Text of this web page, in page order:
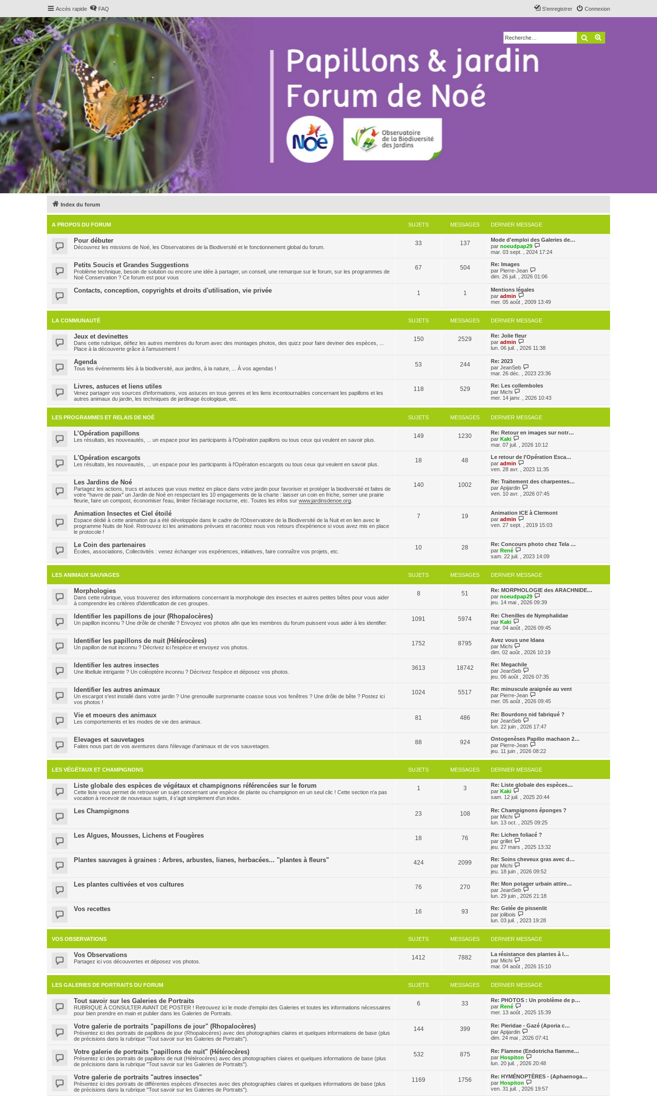
Accès rapide FAQ Connexion
S’enregistrer
Rechercher
Index du forum
A PROPOS DU FORUM SUJETS MESSAGES DERNIER MESSAGE
Pour débuter
Découvrez les missions de Noé, les Observatoires de la Biodiversité et le fonctionnement global du forum.
33 137
Mode d'emploi des Galeries de…
par noeudpap29
o
e
d
i
e
m
a
g
mar. 03 sept. , 2024 17:24
Petits Soucis et Grandes Suggestions
Problème technique, besoin de solution ou encore une idée à partager, un conseil, une remarque sur le forum, sur les programmes de
Noé Conservation ? Ce forum est pour vous
67 504
Re: Images
par Pierre-Jean
o
e
d
e
n
m
e
g
dim. 26 juil. , 2026 01:06
Contacts, conception, copyrights et droits d'utilisation, vie privée 1 1
Mentions légales
par admin
o
r
l
e
d
e
n
r
m
e
s
a
g
e
mer. 05 août , 2009 13:49
LA COMMUNAUTÉ SUJETS MESSAGES DERNIER MESSAGE
Jeux et devinettes
Dans cette rubrique, défiez les autres membres du forum avec des montages photos, des quizz pour faire deviner des espèces, ...
Place à la découverte grâce à l'amusement !
150 2529
Re: Jolie fleur
par admin
o
l
e
d
r
i
e
m
s
g
lun. 06 juil. , 2026 11:38
Agenda
Tous les événements liés à la biodiversité, aux jardins, à la nature, ... À vos agendas !
53 244
Re: 2023
par JeanSeb
o
r
e
d
e
n
e
m
e
s
s
a
g
mar. 26 déc. , 2023 23:36
Livres, astuces et liens utiles
Venez partager vos sources d'informations, vos astuces en tous genres et les liens incontournables concernant les papillons et les
autres animaux du jardin, les techniques de jardinage écologique, etc.
118 529
Re: Les collemboles
par Michi
r
l
e
d
e
n
e
r
m
e
s
a
g
mer. 14 janv. , 2026 10:43
LES PROGRAMMES ET RELAIS DE NOÉ SUJETS MESSAGES DERNIER MESSAGE
L’Opération papillons
Les résultats, les nouveautés, ... un espace pour les participants à l'Opération papillons ou tous ceux qui veulent en savoir plus.
149 1230
Re: Retour en images sur notr…
par Kaki
o
r
l
e
d
r
n
i
m
e
s
g
e
mar. 07 juil. , 2026 10:12
L'Opération escargots
Les résultats, les nouveautés, ... un espace pour les participants à l'Opération escargots ou tous ceux qui veulent en savoir plus.
18 48
Le retour de l'Opération Esca…
par admin
o
r
l
e
d
n
e
e
s
a
e
ven. 28 avr. , 2023 11:35
Les Jardins de Noé
Partagez les actions, trucs et astuces que vous mettez en place dans votre jardin pour favoriser et protéger la biodiversité et faites de
votre "havre de paix" un Jardin de Noé en respectant les 10 engagements de la charte : laisser un coin en friche, semer une prairie
fleurie, faire un compost, économiser l'eau, limiter l'éclairage nocturne, etc. Toutes les infos sur www.jardinsdenoe.org
140 1002
Re: Traitement des charpentes…
par Apijardin
o
e
d
e
i
r
m
s
g
e
ven. 10 avr. , 2026 07:45
Animation Insectes et Ciel étoilé
Espace dédié à cette animation qui a été développée dans le cadre de l'Observatoire de la Biodiversité de la Nuit et en lien avec le
programme Nuits de Noé. Retrouvez ici les animations prévues et racontez nous vos retours d'expérience si vous avez mis en place
le protocole !
7 19
Animation ICE à Clermont
par admin
o
e
d
e
r
i
r
m
e
s
a
e
ven. 27 sept. , 2019 15:03
Le Coin des partenaires
Ècoles, associations, Collectivités : venez échanger vos expériences, initiatives, faire connaître vos projets, etc.
10 28
Re: Concours photo chez Tela …
par René
o
r
l
e
d
e
r
n
e
m
e
s
a
g
sam. 22 juil. , 2023 14:09
LES ANIMAUX SAUVAGES SUJETS MESSAGES DERNIER MESSAGE
Morphologies
Dans cette rubrique, vous trouverez des informations concernant la morphologie des insectes et autres petites bêtes pour vous aider
à comprendre les critères d'identification de ces groupes.
8 51
Re: MORPHOLOGIE des ARACHNIDE…
par noeudpap29
o
l
e
d
r
i
e
s
g
jeu. 14 mai , 2026 09:39
Identifier les papillons de jour (Rhopalocères)
Un papillon inconnu ? Une drôle de chenille ? Envoyez vos photos afin que les membres du forum puissent vous aider à les identifier.
1091 5974
Re: Chenilles de Nymphalidae
par Kaki
o
r
d
e
r
n
i
r
m
e
s
a
g
mar. 04 août , 2026 09:45
Identifier les papillons de nuit (Hétérocères)
Un papillon de nuit inconnu ? Décrivez ici l'espèce et envoyez vos photos.
1752 8795
Avez vous une Idaea
par Michi
i
r
e
d
e
r
n
r
m
e
s
a
g
e
dim. 02 août , 2026 10:19
Identifier les autres insectes
Une libellule intrigante ? Un coléoptère inconnu ? Décrivez l'espèce et déposez vos photos.
3613 18742
Re: Megachile
par JeanSeb
o
r
l
e
d
r
i
r
m
e
s
a
jeu. 06 août , 2026 07:35
Identifier les autres animaux
Un escargot s'est installé dans votre jardin ? Une grenouille surprenante coasse sous vos fenêtres ? Une drôle de bête ? Postez ici
vos photos !
1024 5517
Re: minuscule araignée au vent
par Pierre-Jean
o
e
d
r
i
e
m
s
s
a
g
mer. 05 août , 2026 09:45
Vie et moeurs des animaux
Les comportements et les modes de vie des animaux.
81 486
Re: Bourdons nid fabriqué ?
par JeanSeb
o
r
l
e
d
e
r
n
i
e
m
s
a
g
lun. 22 juin , 2026 17:47
Elevages et sauvetages
Faites nous part de vos aventures dans l'élevage d'animaux et de vos sauvetages.
88 924
Ontogenèses Papilio machaon 2…
par Pierre-Jean
o
r
l
e
d
e
n
e
m
e
s
s
a
g
jeu. 11 juin , 2026 08:22
LES VÉGÉTAUX ET CHAMPIGNONS SUJETS MESSAGES DERNIER MESSAGE
Liste globale des espèces de végétaux et champignons référencées sur le forum
Cette liste vous permet de retrouver un sujet concernant une espèce de plante ou champignon en un seul clic ! Cette section n'a pas
vocation à recevoir de nouveaux sujets, il s'agit simplement d'un index.
1 3
Re: Liste globale des espèces…
par Kaki
i
r
l
e
d
r
r
e
s
a
g
sam. 12 juil. , 2025 20:44
Les Champignons 23 108
Re: Champignons éponges ?
par Michi
o
r
d
e
r
n
i
r
m
e
s
a
g
e
lun. 13 oct. , 2025 09:25
Les Algues, Mousses, Lichens et Fougères 18 76
Re: Lichen foliacé ?
par grillet
r
e
d
e
r
n
i
r
m
e
s
a
jeu. 27 mars , 2025 13:32
Plantes sauvages à graines : Arbres, arbustes, lianes, herbacées... "plantes à fleurs" 424 2099
Re: Soins cheveux gras avec d…
par Michi
o
r
e
d
r
n
i
e
m
s
g
e
jeu. 18 juin , 2026 09:52
Les plantes cultivées et vos cultures 76 270
Re: Mon potager urbain attire…
par JeanSeb
o
r
e
d
e
r
n
i
e
m
s
s
a
g
e
lun. 29 juin , 2026 21:18
Vos recettes 16 93
Re: Gelée de pissenlit
par jolibois
o
r
l
e
d
e
n
i
r
e
s
a
e
lun. 03 juil. , 2023 19:28
VOS OBSERVATIONS SUJETS MESSAGES DERNIER MESSAGE
Vos Observations
Partagez ici vos découvertes et déposez vos photos.
1412 7882
La résistance des plantes à l…
par Michi
r
l
e
d
e
e
r
m
e
s
a
g
mar. 04 août , 2026 15:10
LES GALERIES DE PORTRAITS DU FORUM SUJETS MESSAGES DERNIER MESSAGE
Tout savoir sur les Galeries de Portraits
RUBRIQUE À CONSULTER AVANT DE POSTER ! Retrouvez ici le mode d'emploi des Galeries et toutes les informations nécessaires
pour bien prendre en main et publier dans les Galeries de Portraits.
6 33
Re: PHOTOS : Un problème de p…
par René
o
i
l
e
d
r
n
i
r
m
e
mer. 13 août , 2025 15:39
Votre galerie de portraits "papillons de jour" (Rhopalocères)
Présentez ici des portraits de papillons de jour (Rhopalocères) avec des photographies claires et quelques informations de base (plus
de précisions dans la rubrique "Tout savoir sur les Galeries de Portraits").
144 399
Re: Pieridae - Gazé (Aporia c…
par Apijardin
o
l
e
d
r
n
i
dim. 24 mai , 2026 07:41
Votre galerie de portraits "papillons de nuit" (Hétérocères)
Présentez ici des portraits de papillons de nuit (Hétérocères) avec des photographies claires et quelques informations de base (plus
de précisions dans la rubrique "Tout savoir sur les Galeries de Portraits").
532 875
Re: Flamme (Endotricha flamme…
par Hospiton
o
r
l
e
d
lun. 20 juil. , 2026 20:48
Votre galerie de portraits "autres insectes"
Présentez ici des portraits de différentes espèces d'insectes avec des photographies claires et quelques informations de base (plus
de précisions dans la rubrique "Tout savoir sur les Galeries de Portraits").
1169 1756
Re: HYMÉNOPTÈRES - (Aphaenoga…
par Hospiton
o
ven. 31 juil. , 2026 19:57